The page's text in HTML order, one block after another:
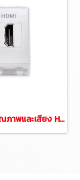
เต้ารับสัญญาณภาพและเสียง HDMI